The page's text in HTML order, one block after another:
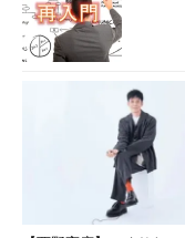
grep、awk、cutなど
解析できるフォーマッ
Amapを使用する際に
そのほかにも「-oS
自身の目で確かめてみ
【参考リンク】